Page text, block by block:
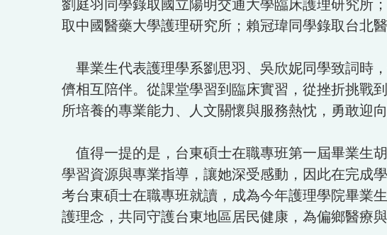
劉庭羽同學錄取國立陽明交通大學臨床護理研究所
取中國醫藥大學護理研究所；賴冠瑋同學錄取台北
畢業生代表護理學系劉思羽、吳欣妮同學致詞時
儕相互陪伴。從課堂學習到臨床實習，從挫折挑戰
所培養的專業能力、人文關懷與服務熱忱，勇敢迎向
值得一提的是，台東碩士在職專班第一屆畢業生
學習資源與專業指導，讓她深受感動，因此在完成
考台東碩士在職專班就讀，成為今年護理學院畢業
護理念，共同守護台東地區居民健康，為偏鄉醫療